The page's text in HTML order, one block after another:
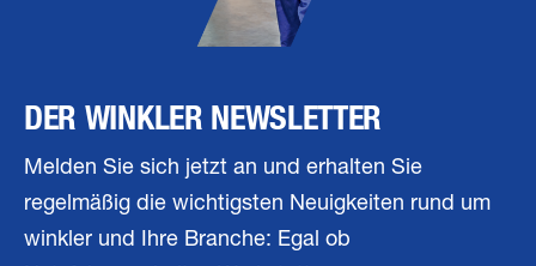
DER WINKLER NEWSLETTER
Melden Sie sich jetzt an und erhalten Sie
regelmäßig die wichtigsten Neuigkeiten rund um
winkler und Ihre Branche: Egal ob